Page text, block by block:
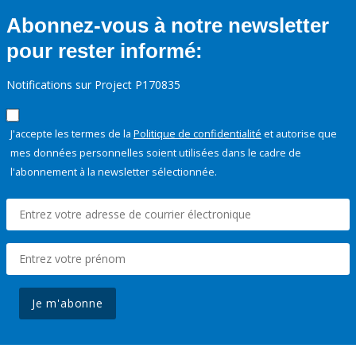
Abonnez-vous à notre newsletter
pour rester informé:
Notifications sur Project P170835
J'accepte les termes de la Politique de confidentialité et autorise que
mes données personnelles soient utilisées dans le cadre de
l'abonnement à la newsletter sélectionnée.
Je m'abonne